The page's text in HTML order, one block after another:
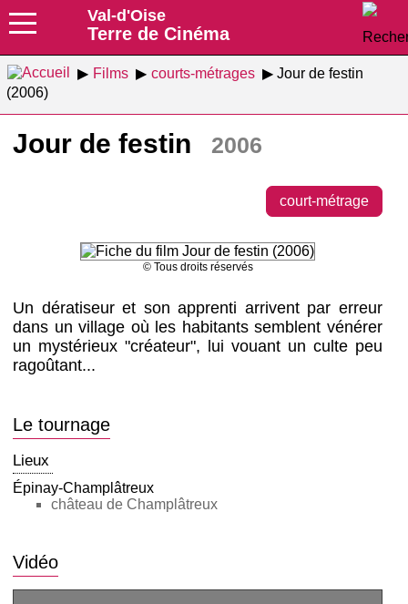
Val-d'Oise
Terre de Cinéma
Films courts-métrages
Jour de festin
(2006)
Jour de festin 2006
court-métrage
© Tous droits réservés
Un dératiseur et son apprenti arrivent par erreur
dans un village où les habitants semblent vénérer
un mystérieux "créateur", lui vouant un culte peu
ragoûtant...
Le tournage
Lieux
Épinay-Champlâtreux
château de Champlâtreux
Vidéo